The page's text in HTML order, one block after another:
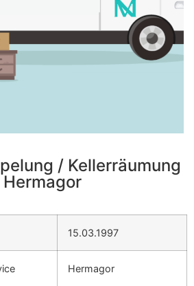
/ Kellerräumung
Hermagor
15.03.1997
Hermagor